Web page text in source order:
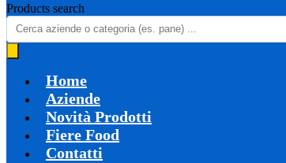
Products search
Home
Aziende
Novità Prodotti
Fiere Food
Contatti